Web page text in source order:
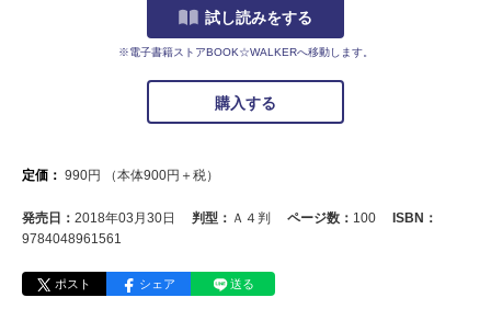
試し読みをする
※電子書籍ストアBOOK☆WALKERへ移動します。
購入する
定価： 990円 （本体900円＋税）
発売日： 2018年03月30日 判型： Ａ４判 ページ数： 100
ISBN：
9784048961561
ポスト シェア 送る